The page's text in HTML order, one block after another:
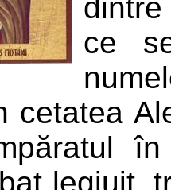
ce
cetatea
legiuit,